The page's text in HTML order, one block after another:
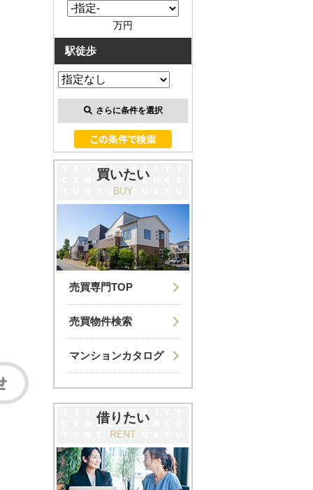
万円
駅徒歩
さらに条件を選択
買いたい
BUY
売買専門TOP
売買物件検索
マンションカタログ
借りたい
RENT